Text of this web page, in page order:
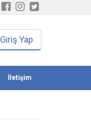
Giriş Yap
İletişim